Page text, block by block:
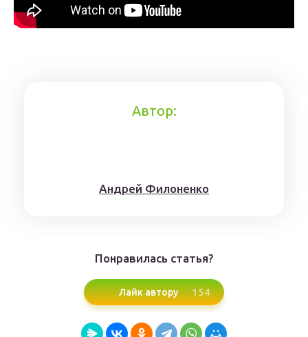
Автор:
Aндрeй Филoнeнкo
Понравилась статья?
Лайк автору 154